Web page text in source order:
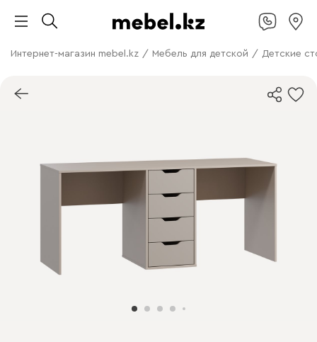
Интернет-магазин mebel.kz / Мебель для детской / Детские